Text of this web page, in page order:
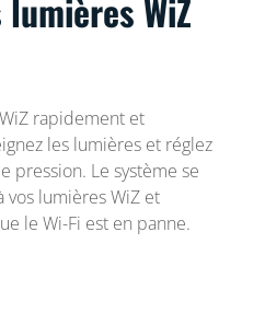
WiZ
rapidement et
les lumières et réglez
pression. Le système se
lumières WiZ et
le Wi-Fi est en panne.